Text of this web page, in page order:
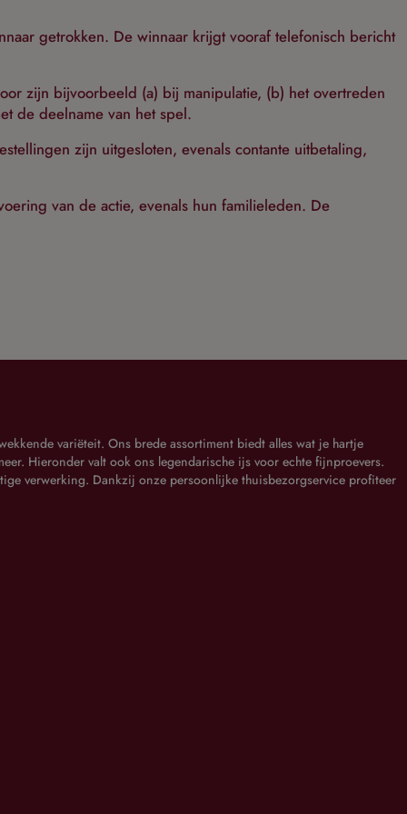
getrokken. De winnaar krijgt vooraf telefonisch bericht
zijn bijvoorbeeld (a) bij manipulatie, (b) het overtreden
de deelname van het spel.
zijn uitgesloten, evenals contante uitbetaling,
van de actie, evenals hun familieleden. De
variëteit. Ons brede assortiment biedt alles wat je hartje
Hieronder valt ook ons legendarische ijs voor echte fijnproevers.
verwerking. Dankzij onze persoonlijke thuisbezorgservice profiteer